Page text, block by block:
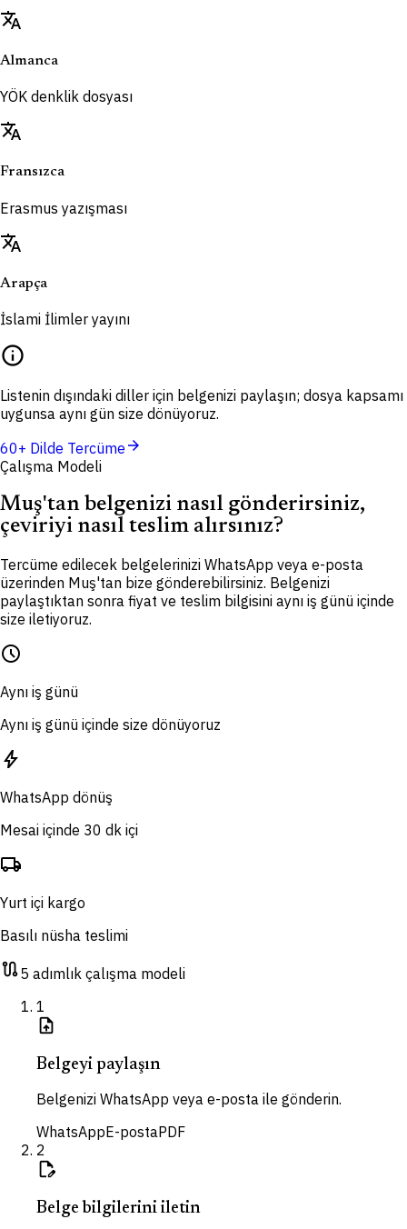
translate
Almanca
YÖK denklik dosyası
translate
Fransızca
Erasmus yazışması
translate
Arapça
İslami İlimler yayını
info
Listenin dışındaki diller için belgenizi paylaşın; dosya kapsamı
uygunsa aynı gün size dönüyoruz.
60+ Dilde Tercüme arrow_forward
Çalışma Modeli
Muş'tan belgenizi nasıl gönderirsiniz,
çeviriyi nasıl teslim alırsınız?
Tercüme edilecek belgelerinizi WhatsApp veya e-posta
üzerinden Muş'tan bize gönderebilirsiniz. Belgenizi
paylaştıktan sonra fiyat ve teslim bilgisini aynı iş günü içinde
size iletiyoruz.
schedule
Aynı iş günü
Aynı iş günü içinde size dönüyoruz
bolt
WhatsApp dönüş
Mesai içinde 30 dk içi
local_shipping
Yurt içi kargo
Basılı nüsha teslimi
route5 adımlık çalışma modeli
1
upload_file
Belgeyi paylaşın
Belgenizi WhatsApp veya e-posta ile gönderin.
WhatsAppE-postaPDF
2
edit_document
Belge bilgilerini iletin